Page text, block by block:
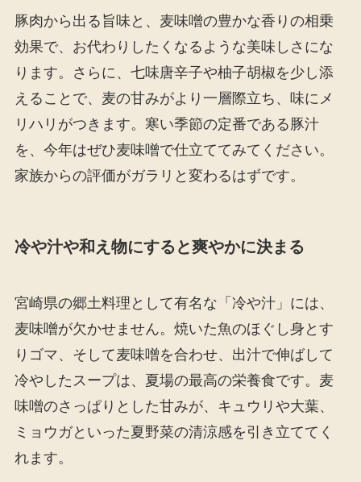
豚肉から出る旨味と、麦味噌の豊かな香りの相乗
効果で、お代わりしたくなるような美味しさにな
ります。さらに、七味唐辛子や柚子胡椒を少し添
えることで、麦の甘みがより一層際立ち、味にメ
リハリがつきます。寒い季節の定番である豚汁
を、今年はぜひ麦味噌で仕立ててみてください。
家族からの評価がガラリと変わるはずです。
冷や汁や和え物にすると爽やかに決まる
宮崎県の郷土料理として有名な「冷や汁」には、
麦味噌が欠かせません。焼いた魚のほぐし身とす
りゴマ、そして麦味噌を合わせ、出汁で伸ばして
冷やしたスープは、夏場の最高の栄養食です。麦
味噌のさっぱりとした甘みが、キュウリや大葉、
ミョウガといった夏野菜の清涼感を引き立ててく
れます。